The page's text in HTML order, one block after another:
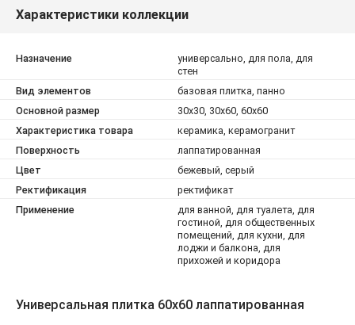
Характеристики коллекции
Назначение
универсально, для пола, для
стен
Вид элементов
базовая плитка, панно
Основной размер
30x30, 30x60, 60x60
Характеристика товара
керамика, керамогранит
Поверхность
лаппатированная
Цвет
бежевый, серый
Ректификация
ректификат
Применение
для ванной, для туалета, для
гостиной, для общественных
помещений, для кухни, для
лоджи и балкона, для
прихожей и коридора
Универсальная плитка 60x60 лаппатированная